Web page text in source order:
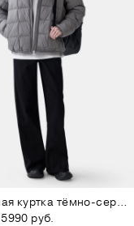
Стёганая куртка тёмно-серая
5990 руб.